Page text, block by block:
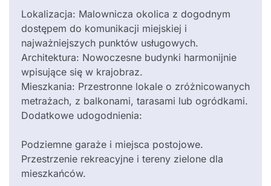
Lokalizacja: Malownicza okolica z dogodnym
dostępem do komunikacji miejskiej i
najważniejszych punktów usługowych.
Architektura: Nowoczesne budynki harmonijnie
wpisujące się w krajobraz.
Mieszkania: Przestronne lokale o zróżnicowanych
metrażach, z balkonami, tarasami lub ogródkami.
Dodatkowe udogodnienia:
Podziemne garaże i miejsca postojowe.
Przestrzenie rekreacyjne i tereny zielone dla
mieszkańców.